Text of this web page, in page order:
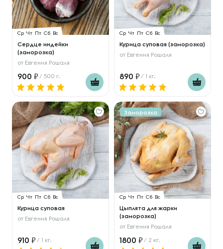
Ср Чт Пт Сб Вс
Сердце индейки
(заморозка)
от Евгения Рошаля
900 / 500 г.
Ср Чт Пт Сб Вс
Курица суповая (заморозка)
от Евгения Рошаля
890 / 1 кг.
Ср Чт Пт Сб Вс
Курица суповая
от Евгения Рошаля
910 / 1 кг.
Заморозка
Ср Чт Пт Сб Вс
Цыплята для жарки
(заморозка)
от Евгения Рошаля
1800 / 2 кг.